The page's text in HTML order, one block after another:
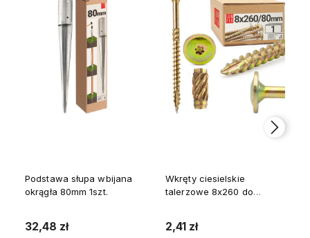
Podstawa słupa wbijana
okrągła 80mm 1szt.
32,48 zł
Wkręty ciesielskie
talerzowe 8x260 do
2,41 zł